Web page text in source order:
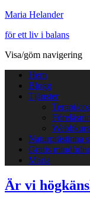
Maria Helander
för ett liv i balans
Visa/göm navigering
Hem
Blogg
Tjänster
Terapi/
Naturprästinna
Gratis
Maria
Är vi